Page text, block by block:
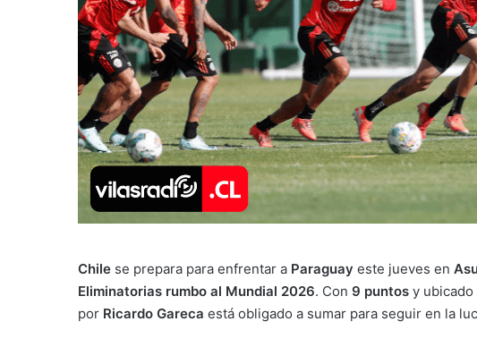
Chile se prepara para enfrentar a Paraguay este jueves en
Eliminatorias rumbo al Mundial 2026. Con 9 puntos y
por Ricardo Gareca está obligado a sumar para seguir en la